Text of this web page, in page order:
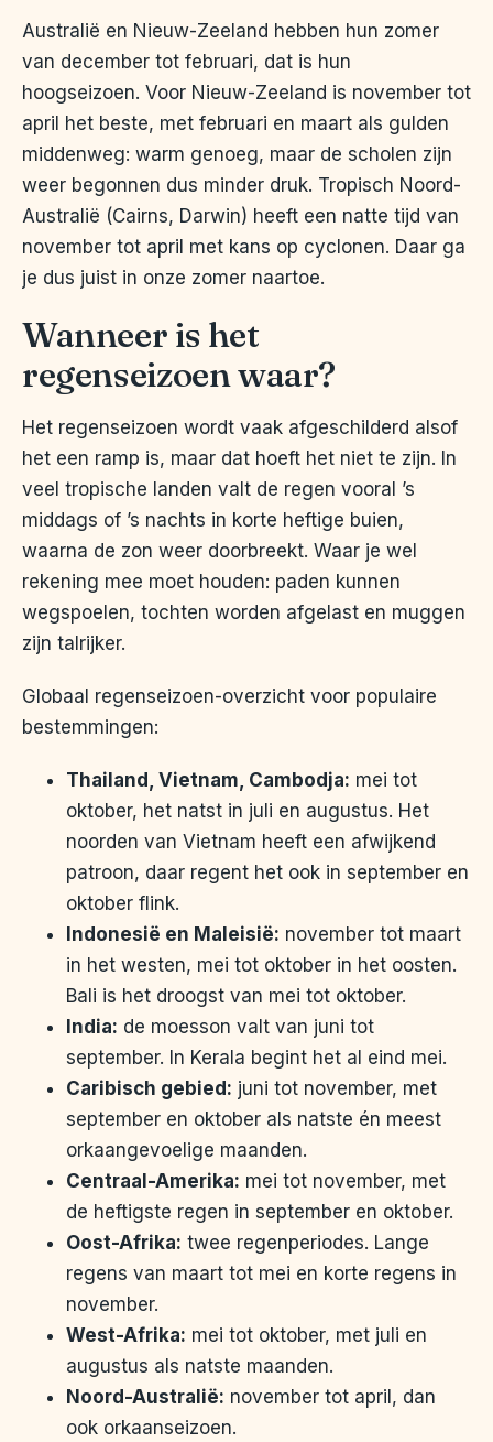
Australië en Nieuw-Zeeland hebben hun zomer
van december tot februari, dat is hun
hoogseizoen. Voor Nieuw-Zeeland is november tot
april het beste, met februari en maart als gulden
middenweg: warm genoeg, maar de scholen zijn
weer begonnen dus minder druk. Tropisch Noord-
Australië (Cairns, Darwin) heeft een natte tijd van
november tot april met kans op cyclonen. Daar ga
je dus juist in onze zomer naartoe.
Wanneer is het
regenseizoen waar?
Het regenseizoen wordt vaak afgeschilderd alsof
het een ramp is, maar dat hoeft het niet te zijn. In
veel tropische landen valt de regen vooral ’s
middags of ’s nachts in korte heftige buien,
waarna de zon weer doorbreekt. Waar je wel
rekening mee moet houden: paden kunnen
wegspoelen, tochten worden afgelast en muggen
zijn talrijker.
Globaal regenseizoen-overzicht voor populaire
bestemmingen:
Thailand, Vietnam, Cambodja: mei tot
oktober, het natst in juli en augustus. Het
noorden van Vietnam heeft een afwijkend
patroon, daar regent het ook in september en
oktober flink.
Indonesië en Maleisië: november tot maart
in het westen, mei tot oktober in het oosten.
Bali is het droogst van mei tot oktober.
India: de moesson valt van juni tot
september. In Kerala begint het al eind mei.
Caribisch gebied: juni tot november, met
september en oktober als natste én meest
orkaangevoelige maanden.
Centraal-Amerika: mei tot november, met
de heftigste regen in september en oktober.
Oost-Afrika: twee regenperiodes. Lange
regens van maart tot mei en korte regens in
november.
West-Afrika: mei tot oktober, met juli en
augustus als natste maanden.
Noord-Australië: november tot april, dan
ook orkaanseizoen.